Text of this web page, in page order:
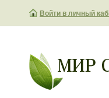
Войти в личный